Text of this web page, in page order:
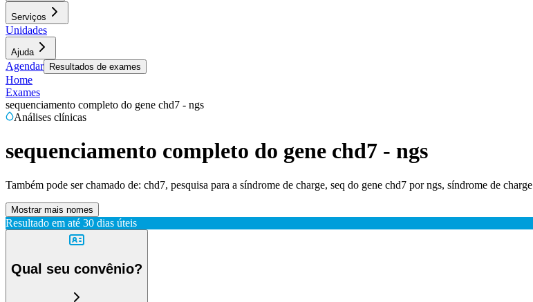
Serviços
Unidades
Ajuda
Agendar Resultados de exames
Home
Exames
sequenciamento completo do gene chd7 - ngs
Análises clínicas
sequenciamento completo do gene chd7 - ngs
Também pode ser chamado de: chd7, pesquisa para a síndrome de charge, seq do gene chd7 por ngs, síndrome de charge
Mostrar mais nomes
Resultado em até 30 dias úteis
Qual seu convênio?